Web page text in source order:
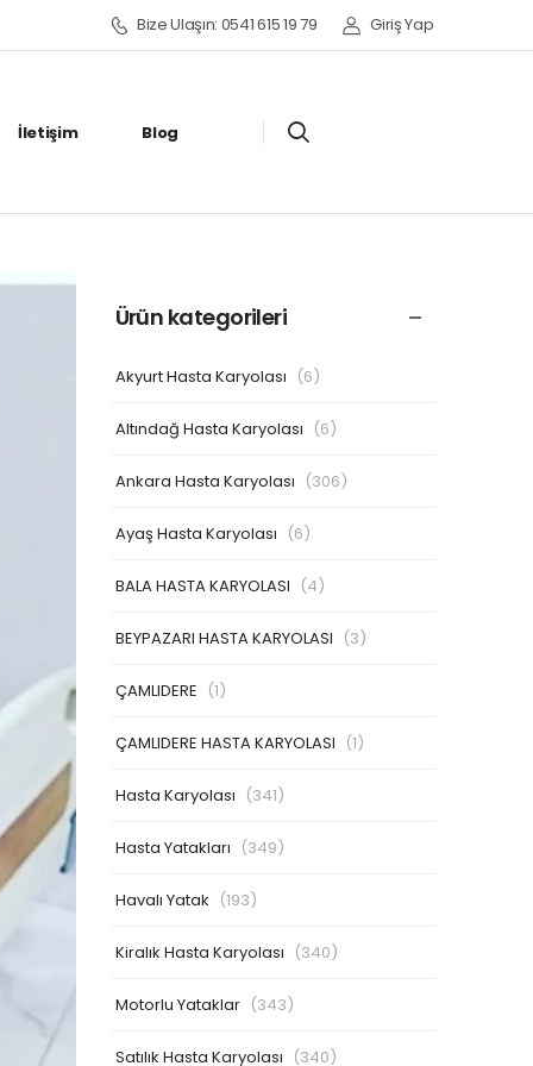
Bize Ulaşın: 0541 615 19 79 Giriş Yap
İletişim Blog
Ürün kategorileri
Akyurt Hasta Karyolası (6)
Altındağ Hasta Karyolası (6)
Ankara Hasta Karyolası (306)
Ayaş Hasta Karyolası (6)
BALA HASTA KARYOLASI (4)
BEYPAZARI HASTA KARYOLASI (3)
ÇAMLIDERE (1)
ÇAMLIDERE HASTA KARYOLASI (1)
Hasta Karyolası (341)
Hasta Yatakları (349)
Havalı Yatak (193)
Kiralık Hasta Karyolası (340)
Motorlu Yataklar (343)
Satılık Hasta Karyolası (340)